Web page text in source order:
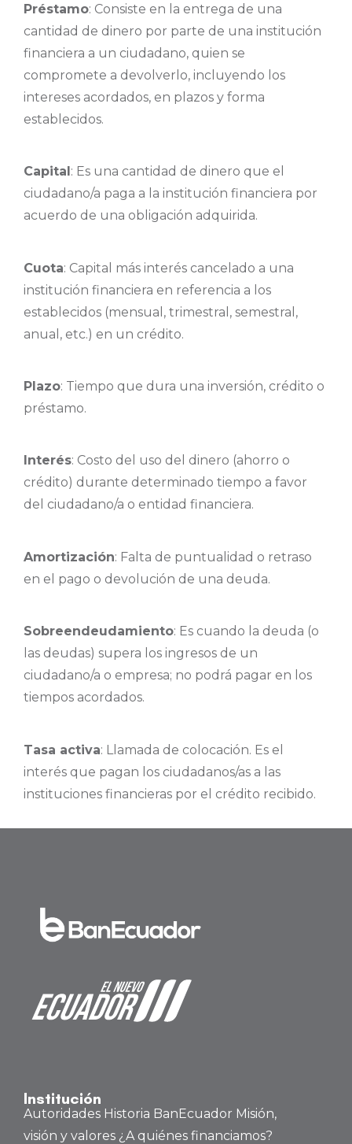
Préstamo: Consiste en la entrega de una
cantidad de dinero por parte de una institución
financiera a un ciudadano, quien se
compromete a devolverlo, incluyendo los
intereses acordados, en plazos y forma
establecidos.
Capital : Es una cantidad de dinero que el
ciudadano/a paga a la institución financiera por
acuerdo de una obligación adquirida.
Cuota: Capital más interés cancelado a una
institución financiera en referencia a los
establecidos (mensual, trimestral, semestral,
anual, etc.) en un crédito.
Plazo: Tiempo que dura una inversión, crédito o
préstamo.
Interés: Costo del uso del dinero (ahorro o
crédito) durante determinado tiempo a favor
del ciudadano/a o entidad financiera.
Amortización: Falta de puntualidad o retraso
en el pago o devolución de una deuda.
Sobreendeudamiento: Es cuando la deuda (o
las deudas) supera los ingresos de un
ciudadano/a o empresa; no podrá pagar en los
tiempos acordados.
Tasa activa: Llamada de colocación. Es el
interés que pagan los ciudadanos/as a las
instituciones financieras por el crédito recibido.
Institución
Autoridades Historia BanEcuador Misión,
visión y valores ¿A quiénes financiamos?